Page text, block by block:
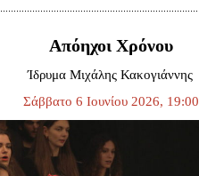
Αναζήτηση παραγγελίας
Προσωπικά Δεδομένα
Είσοδος διαχειριστή
Απόηχοι Χρόνου
Ίδρυμα Μιχάλης Κακογιάννης
Σάββατο 6 Ιουνίου 2026, 19:00